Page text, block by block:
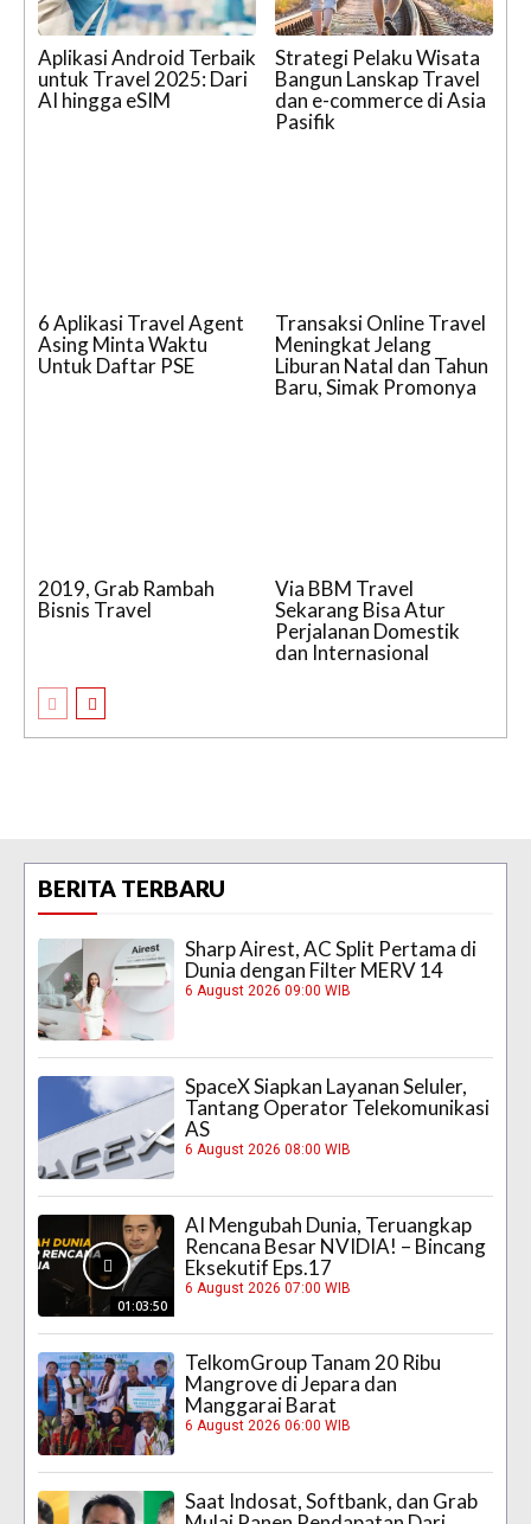
Aplikasi Android Terbaik
untuk Travel 2025: Dari
AI hingga eSIM
Strategi Pelaku Wisata
Bangun Lanskap Travel
dan e-commerce di Asia
Pasifik
6 Aplikasi Travel Agent
Asing Minta Waktu
Untuk Daftar PSE
Transaksi Online Travel
Meningkat Jelang
Liburan Natal dan Tahun
Baru, Simak Promonya
2019, Grab Rambah
Bisnis Travel
Via BBM Travel
Sekarang Bisa Atur
Perjalanan Domestik
dan Internasional
BERITA TERBARU
Sharp Airest, AC Split Pertama di
Dunia dengan Filter MERV 14
6 August 2026 09:00 WIB
SpaceX Siapkan Layanan Seluler,
Tantang Operator Telekomunikasi
AS
6 August 2026 08:00 WIB
01:03:50
AI Mengubah Dunia, Teruangkap
Rencana Besar NVIDIA! – Bincang
Eksekutif Eps.17
6 August 2026 07:00 WIB
TelkomGroup Tanam 20 Ribu
Mangrove di Jepara dan
Manggarai Barat
6 August 2026 06:00 WIB
Saat Indosat, Softbank, dan Grab